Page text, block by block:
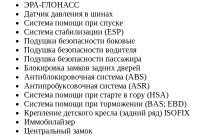
ЭРА-ГЛОНАСС
Датчик давления в шинах
Система помощи при спуске
Система стабилизации (ESP)
Подушки безопасности боковые
Подушка безопасности водителя
Подушка безопасности пассажира
Блокировка замков задних дверей
Антиблокировочная система (ABS)
Антипробуксовочная система (ASR)
Система помощи при старте в гору (HSA)
Система помощи при торможении (BAS; EBD)
Крепление детского кресла (задний ряд) ISOFIX
Иммобилайзер
Центральный замок